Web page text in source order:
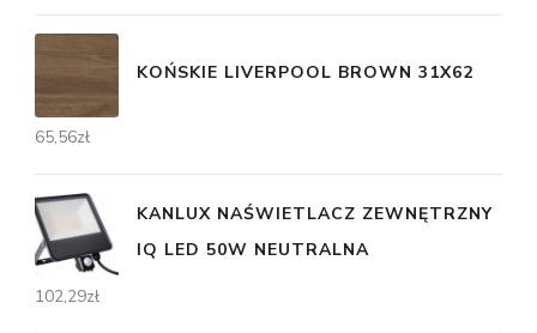
KOŃSKIE LIVERPOOL BROWN 31X62
65,56zł
KANLUX NAŚWIETLACZ ZEWNĘTRZNY
IQ LED 50W NEUTRALNA
102,29zł